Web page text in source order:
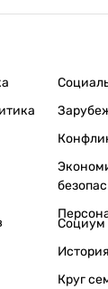
Социум
История
Круг